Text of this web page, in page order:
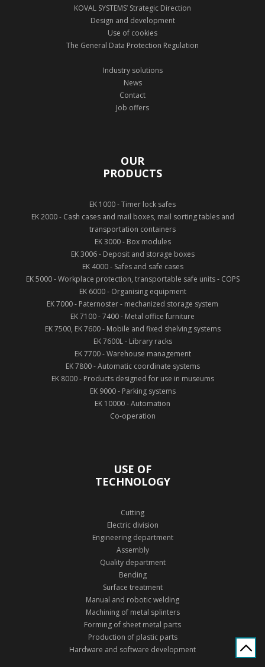
KOVAL SYSTEMS’ Strategic Direction
Design and development
Use of cookies
The General Data Protection Regulation
Industry solutions
News
Contact
Job offers
OUR
PRODUCTS
EK 1000 - Timer lock safes
EK 2000 - Cash cases and mail boxes, mail sorting tables and
transportation containers
EK 3000 - Box modules
EK 3006 - Deposit and storage boxes
EK 4000 - Safes and safe cases
EK 5000 - Workplace protection, transportable safe units - COPS
EK 6000 - Organising equipment
EK 7000 - Paternoster - mechanized storage system
EK 7100 - 7400 - Metal office furniture
EK 7500, EK 7600 - Mobile and fixed shelving systems
EK 7600L - Library racks
EK 7700 - Warehouse management
EK 7800 - Automatic coordinate systems
EK 8000 - Products designed for use in museums
EK 9000 - Parking systems
EK 10000 - Automation
Co-operation
USE OF
TECHNOLOGY
Cutting
Electric division
Engineering department
Assembly
Quality department
Bending
Surface treatment
Manual and robotic welding
Machining of metal splinters
Forming of sheet metal parts
Production of plastic parts
Hardware and software development